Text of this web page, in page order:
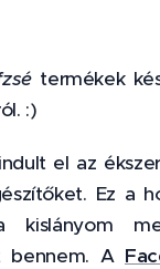
termékek
:)
el az
Ez a
kislányom
bennem. A